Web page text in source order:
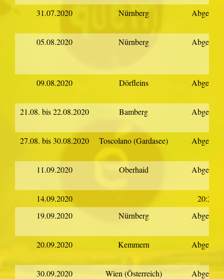
31.07.2020 Nürnberg Abgesagt
05.08.2020 Nürnberg Abgesagt
09.08.2020 Dörfleins Abgesagt
21.08. bis 22.08.2020 Bamberg Abgesagt
27.08. bis 30.08.2020 Toscolano (Gardasee) Abgesagt
11.09.2020 Oberhaid Abgesagt
14.09.2020
20:30
19.09.2020
Nürnberg Abgesagt
20.09.2020 Kemmern Abgesagt
30.09.2020 Wien (Österreich) Abgesagt